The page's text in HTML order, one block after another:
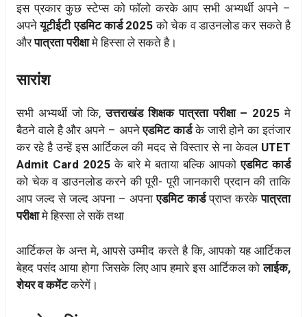
इस प्रकार कुछ स्टेप्स को फॉलो करके आप सभी अभ्यर्थी अपने –
अपनेयूटीईटी एडमिट कार्ड 2025 को चेक व डाउनलोड कर सकते है
औरपात्रता परीक्षामे हिस्सा ले सकते है।
सारांश
सभी अभ्यर्थी जो कि, उत्तराखंड शिक्षक पात्रता परीक्षा – 2025 मे
बैठने वाले है और अपने – अपनेएडमिट कार्डके जारी होने का इतंजार
कर रहे है उन्हें इस आर्टिकल की मदद से विस्तार से ना केवल UTET
Admit Card 2025के बारे मे बताया बल्कि आपको एडमिट कार्ड
को चेक व डाउनलोड करने की पूरी- पूरी जानकारी प्रदान की ताकि
आप जल्द से जल्द अपना – अपना एडमिट कार्डप्राप्त करकेपात्रता
परीक्षामे हिस्सा ले सकें तथा
आर्टिकल के अन्त मे, आपसे उम्मीद करते है कि, आपको यह आर्टिकल
बेहद पसंद आया होगा जिसके लिए आप हमारे इस आर्टिकल कोलाईक,
शेयर व कमेंटकरेगें।